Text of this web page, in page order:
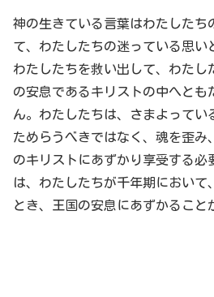
神の生きている言葉はわたしたち
て、わたしたちの迷っている思い
わたしたちを救い出して、わたし
の安息であるキリストの中へとも
ん。わたしたちは、さまよってい
ためらうべきではなく、魂を歪み
のキリストにあずかり享受する必
は、わたしたちが千年期において
とき、王国の安息にあずかること